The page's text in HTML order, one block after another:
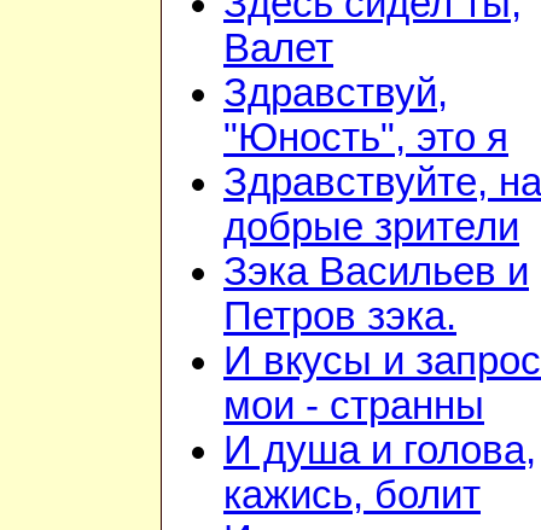
Валет
Здравствуй,
"Юность", это я
Здравствуйте,
добрые зрители
Зэка Васильев и
Петров зэка.
И вкусы и
мои - странны
И душа и голова,
кажись, болит